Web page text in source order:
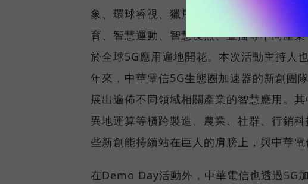
象、環球睿視、獵戶科技及邊信聯科技，
育、智慧運動、智慧長照、直播等不同產
於全球5G應用遍地開花。本次活動主持人
年來，中華電信5G生態圈加速器的新創團
展出遍佈不同領域相關產業的智慧應用。
異地運算等橫跨製造、農業、社群、行銷
些新創能持續站在巨人的肩膀上，與中華電
在Demo Day活動外，中華電信也透過5G